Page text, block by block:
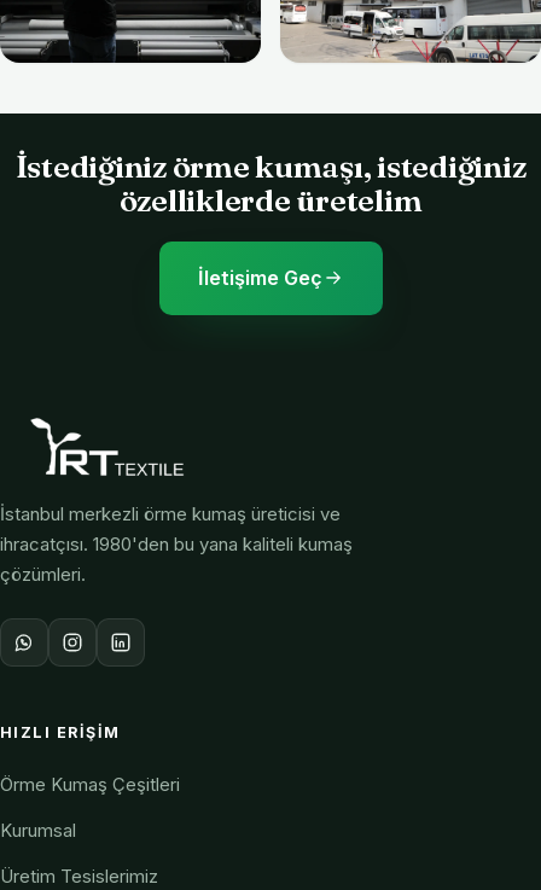
İstediğiniz örme kumaşı, istediğiniz
özelliklerde üretelim
İletişime Geç
İstanbul merkezli örme kumaş üreticisi ve
ihracatçısı. 1980'den bu yana kaliteli kumaş
çözümleri.
HIZLI ERIŞIM
Örme Kumaş Çeşitleri
Kurumsal
Üretim Tesislerimiz